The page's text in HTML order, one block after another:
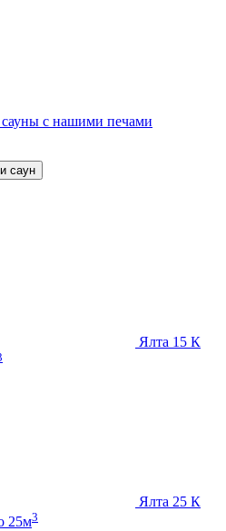
с нашими печами
саун
Ялта 15 К
Ялта 25 К
25м3